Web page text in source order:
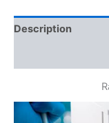
Description